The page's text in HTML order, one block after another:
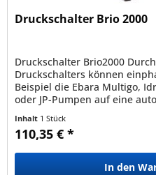
Druckschalter Brio 2000
Druckschalter Brio2000
Druckschalters können
Beispiel die Ebara Multigo,
oder JP-Pumpen auf eine
Inhalt 1 Stück
110,35 € *
In den